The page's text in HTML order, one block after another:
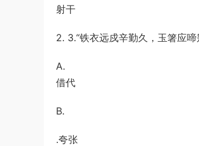
射干
2. 3.“铁衣远戍辛勤久，玉箸应
A.
借代
B.
.夸张